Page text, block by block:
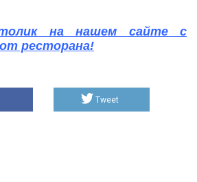
на нашем сайте с
ресторана!
Tweet